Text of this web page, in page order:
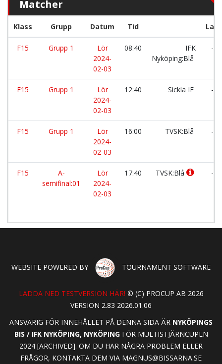
Matcher
Klass Grupp Datum Tid Lag
F15 Grupp 1
Lör
2024-
02-03
08:40
IFK
Nyköping:Blå
-
F15 Grupp 1
Lör
2024-
02-03
12:40 Sickla IF -
F15 Grupp 1
Lör
2024-
02-03
16:00 TVSK:Blå -
F15
A-
semifinal:01
Lör
2024-
02-03
17:40 TVSK:Blå -
WEBSITE POWERED BY TOURNAMENT SOFTWARE
LADDA NED TESTVERSION HÄR! © (C) PROCUP AB 2026
VERSION 2.83 2026.01.06
ANSVARIG FÖR INNEHÅLLET PÅ DENNA SIDA ÄR NYKÖPINGS
BIS / IFK NYKÖPING, NYKÖPINGFÖR MULTISTJÄRNCUPEN
2024 [ARCHIVED]. OM DU HAR NÅGRA PROBLEM ELLER
FRÅGOR, KONTAKTA DEM VIA MAGNUS@BISSARNA.SE